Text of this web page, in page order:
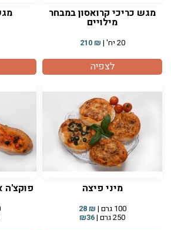
מגש כריכי קרואסון במבחר
מילויים
20 יח' | ₪
210
לצפיה
מיני פיצה
100 גרם | ₪
28
250 גרם | ₪36
פוקצ'ה